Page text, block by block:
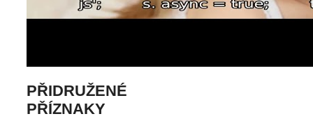
PŘIDRUŽENÉ
PŘÍZNAKY